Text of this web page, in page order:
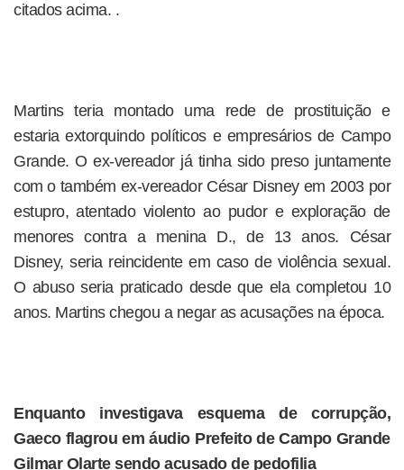
citados acima. .
Martins teria montado uma rede de prostituição e
estaria extorquindo políticos e empresários de Campo
Grande. O ex-vereador já tinha sido preso juntamente
com o também ex-vereador César Disney em 2003 por
estupro, atentado violento ao pudor e exploração de
menores contra a menina D., de 13 anos. César
Disney, seria reincidente em caso de violência sexual.
O abuso seria praticado desde que ela completou 10
anos. Martins chegou a negar as acusações na época.
Enquanto investigava esquema de corrupção,
Gaeco flagrou em áudio Prefeito de Campo Grande
Gilmar Olarte sendo acusado de pedofilia